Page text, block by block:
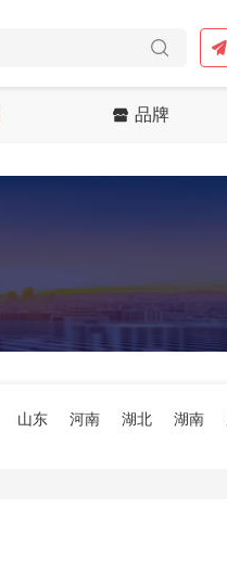
品牌
山东 河南 湖北 湖南